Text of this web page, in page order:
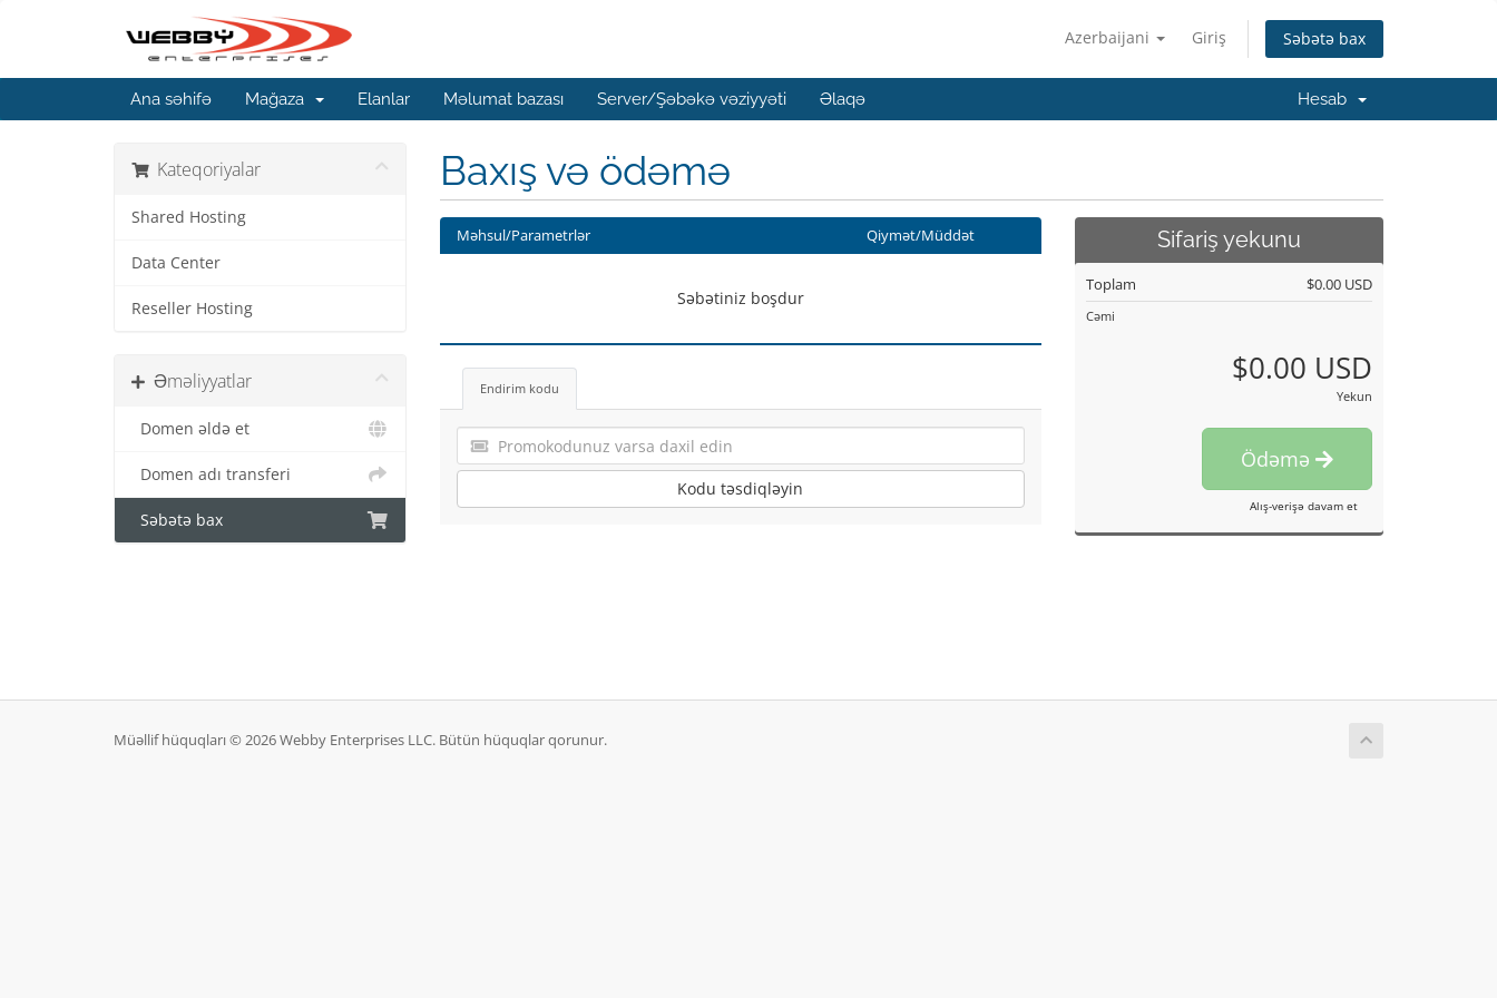
Azerbaijani Giriş Səbətə bax
Ana səhifə Mağaza Elanlar Məlumat bazası Server/Şəbəkə vəziyyəti Əlaqə Hesab
Kateqoriyalar
Shared Hosting
Data Center
Reseller Hosting
Əməliyyatlar
Domen əldə et
Domen adı transferi
Səbətə bax
Baxış və ödəmə
Məhsul/Parametrlər Qiymət/Müddət
Səbətiniz boşdur
Endirim kodu
Kodu təsdiqləyin
Sifariş yekunu
Toplam $0.00 USD
Cəmi
$0.00 USD
Yekun
Ödəmə
Alış-verişə davam et
Müəllif hüquqları © 2026 Webby Enterprises LLC. Bütün hüquqlar qorunur.